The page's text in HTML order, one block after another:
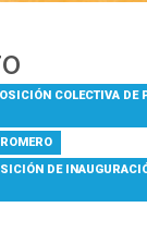
COLECTIVA DE
DE